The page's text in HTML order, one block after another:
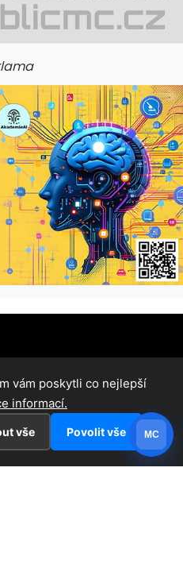
vám poskytli co nejlepší
informací.
vše Povolit vše MC